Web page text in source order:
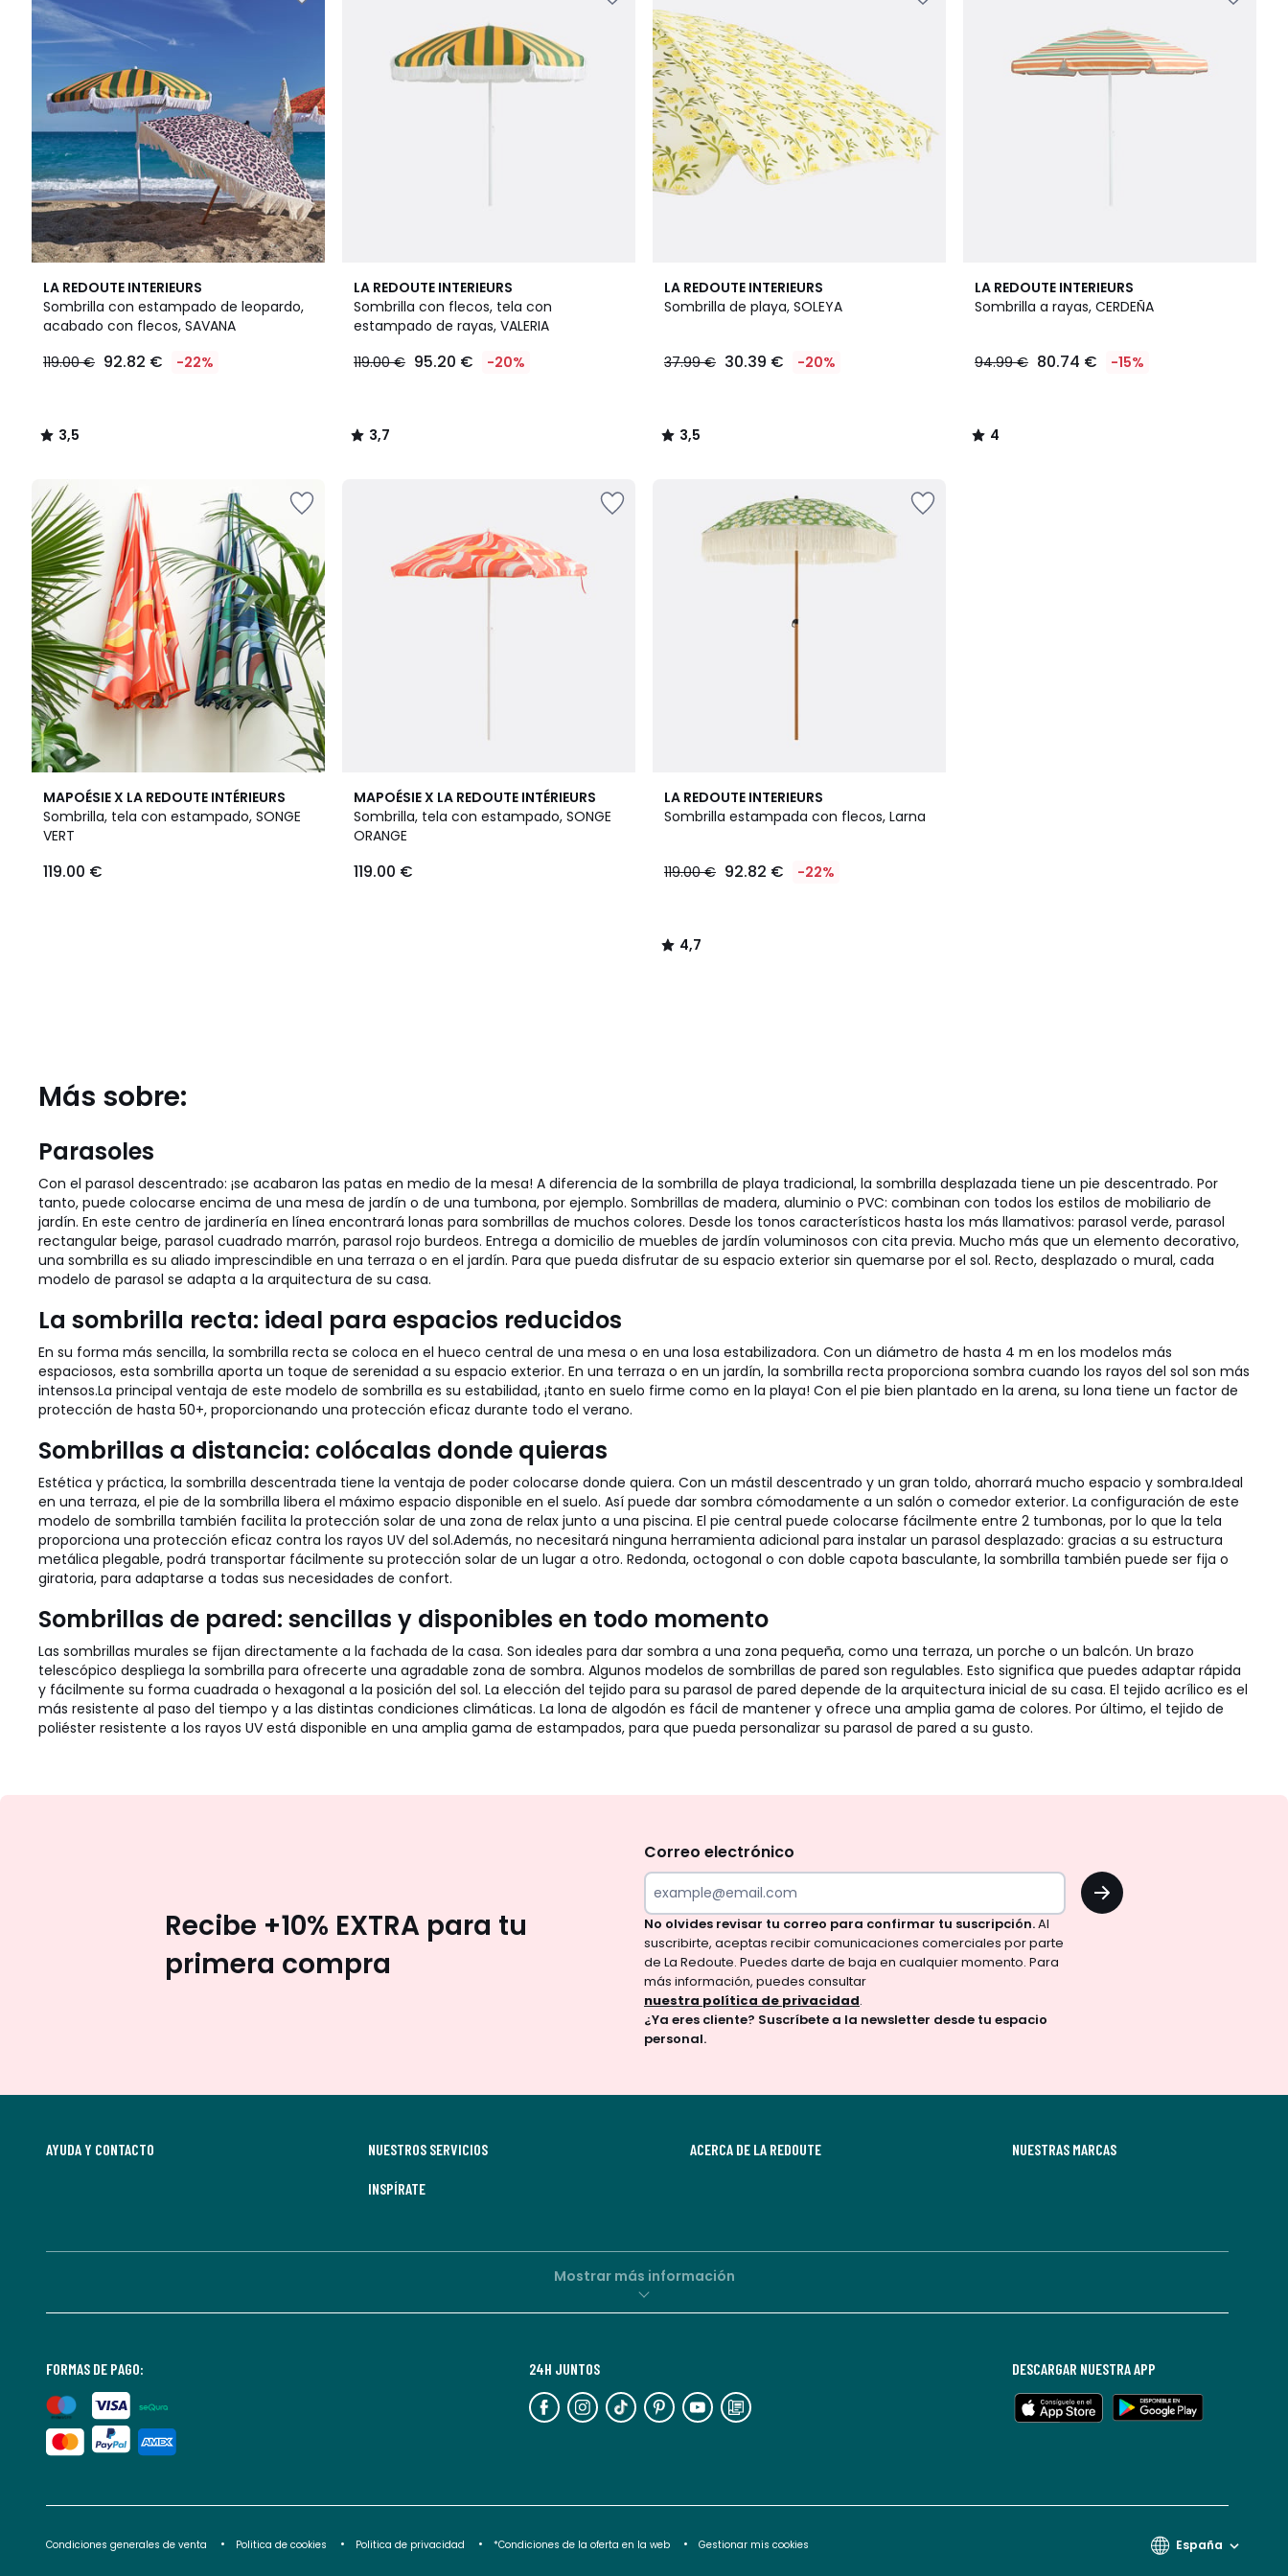
LA REDOUTE INTERIEURS
Sombrilla con estampado de leopardo,
acabado con flecos, SAVANA
€
119.00
descuento
aplicado.
119.00 € 92.82 € -22%
3,5
/ 5
3,5
/
LA REDOUTE INTERIEURS
Sombrilla con flecos, tela con
estampado de rayas, VALERIA
119.00 € 95.20 € -20%
3,7
/ 5
3,7
/
LA REDOUTE INTERIEURS
Sombrilla de playa, SOLEYA
37.99 € 30.39 € -20%
3,5
/ 5
3,5
/
LA REDOUTE INTERIEURS
Sombrilla a rayas, CERDEÑA
94.99 € 80.74 € -15%
4
/
4
/
MAPOÉSIE X LA REDOUTE INTÉRIEURS
Sombrilla, tela con estampado, SONGE
VERT
119.00 €
MAPOÉSIE X LA REDOUTE INTÉRIEURS
Sombrilla, tela con estampado, SONGE
ORANGE
119.00 €
LA REDOUTE INTERIEURS
Sombrilla estampada con flecos, Larna
119.00 € 92.82 € -22%
4,7
/ 5
4,7
/
Más sobre:
Parasoles
Con el parasol descentrado: ¡se acabaron las patas en medio de la mesa! A diferencia de la sombrilla de playa tradicional, la sombrilla desplazada tiene un pie descentrado. Por
tanto, puede colocarse encima de una mesa de jardín o de una tumbona, por ejemplo. Sombrillas de madera, aluminio o PVC: combinan con todos los estilos de mobiliario de
jardín. En este centro de jardinería en línea encontrará lonas para sombrillas de muchos colores. Desde los tonos característicos hasta los más llamativos: parasol verde, parasol
rectangular beige, parasol cuadrado marrón, parasol rojo burdeos. Entrega a domicilio de muebles de jardín voluminosos con cita previa. Mucho más que un elemento decorativo,
una sombrilla es su aliado imprescindible en una terraza o en el jardín. Para que pueda disfrutar de su espacio exterior sin quemarse por el sol. Recto, desplazado o mural, cada
modelo de parasol se adapta a la arquitectura de su casa.
La sombrilla recta: ideal para espacios reducidos
En su forma más sencilla, la sombrilla recta se coloca en el hueco central de una mesa o en una losa estabilizadora. Con un diámetro de hasta 4 m en los modelos más
espaciosos, esta sombrilla aporta un toque de serenidad a su espacio exterior. En una terraza o en un jardín, la sombrilla recta proporciona sombra cuando los rayos del sol son más
intensos.La principal ventaja de este modelo de sombrilla es su estabilidad, ¡tanto en suelo firme como en la playa! Con el pie bien plantado en la arena, su lona tiene un factor de
protección de hasta 50+, proporcionando una protección eficaz durante todo el verano.
Sombrillas a distancia: colócalas donde quieras
Estética y práctica, la sombrilla descentrada tiene la ventaja de poder colocarse donde quiera. Con un mástil descentrado y un gran toldo, ahorrará mucho espacio y sombra.Ideal
en una terraza, el pie de la sombrilla libera el máximo espacio disponible en el suelo. Así puede dar sombra cómodamente a un salón o comedor exterior. La configuración de este
modelo de sombrilla también facilita la protección solar de una zona de relax junto a una piscina. El pie central puede colocarse fácilmente entre 2 tumbonas, por lo que la tela
proporciona una protección eficaz contra los rayos UV del sol.Además, no necesitará ninguna herramienta adicional para instalar un parasol desplazado: gracias a su estructura
metálica plegable, podrá transportar fácilmente su protección solar de un lugar a otro. Redonda, octogonal o con doble capota basculante, la sombrilla también puede ser fija o
giratoria, para adaptarse a todas sus necesidades de confort.
Sombrillas de pared: sencillas y disponibles en todo momento
Las sombrillas murales se fijan directamente a la fachada de la casa. Son ideales para dar sombra a una zona pequeña, como una terraza, un porche o un balcón. Un brazo
telescópico despliega la sombrilla para ofrecerte una agradable zona de sombra. Algunos modelos de sombrillas de pared son regulables. Esto significa que puedes adaptar rápida
y fácilmente su forma cuadrada o hexagonal a la posición del sol. La elección del tejido para su parasol de pared depende de la arquitectura inicial de su casa. El tejido acrílico es el
más resistente al paso del tiempo y a las distintas condiciones climáticas. La lona de algodón es fácil de mantener y ofrece una amplia gama de colores. Por último, el tejido de
poliéster resistente a los rayos UV está disponible en una amplia gama de estampados, para que pueda personalizar su parasol de pared a su gusto.
olvides
revisar
tu
correo
para
confirmar
tu
suscripción.
Al
aceptas
comunicaciones
parte
de
La
de
baja
momento.
más
Recibe +10% EXTRA para tu
primera compra
Correo electrónico
OK
No olvides revisar tu correo para confirmar tu suscripción.Al
suscribirte, aceptas recibir comunicaciones comerciales por parte
de La Redoute. Puedes darte de baja en cualquier momento. Para
más información, puedes consultar
nuestra política de privacidad.
¿Ya eres cliente? Suscríbete a la newsletter desde tu espacio
personal.
AYUDA Y CONTACTO NUESTROS SERVICIOS
INSPÍRATE
ACERCA DE LA REDOUTE NUESTRAS MARCAS
Mostrar más información
FORMAS DE PAGO: 24H JUNTOS DESCARGAR NUESTRA APP
Condiciones generales de venta Politica de cookies Politica de privacidad *Condiciones de la oferta en la web Gestionar mis cookies España